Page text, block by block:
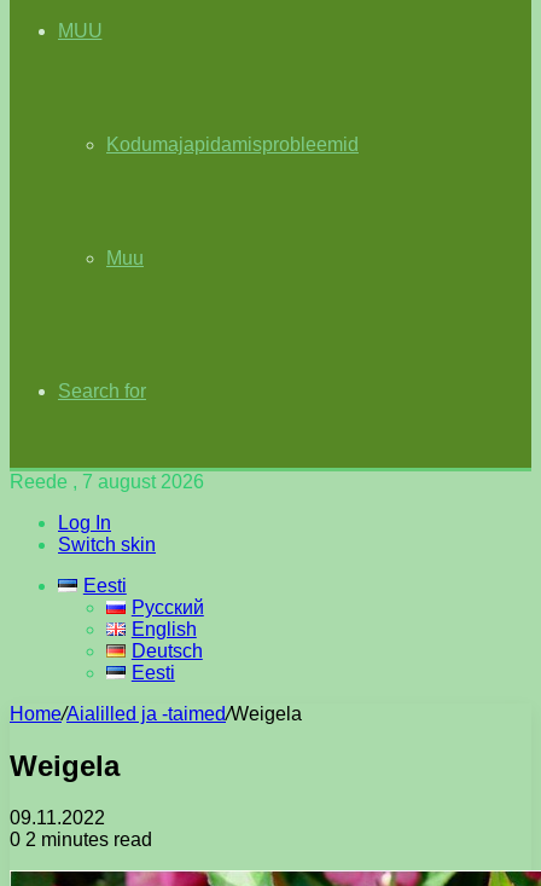
MUU
Kodumajapidamisprobleemid
Muu
Search for
Reede , 7 august 2026
Log In
Switch skin
Eesti
Русский
English
Deutsch
Eesti
Home/Aialilled ja -taimed/Weigela
Weigela
09.11.2022
0 2 minutes read